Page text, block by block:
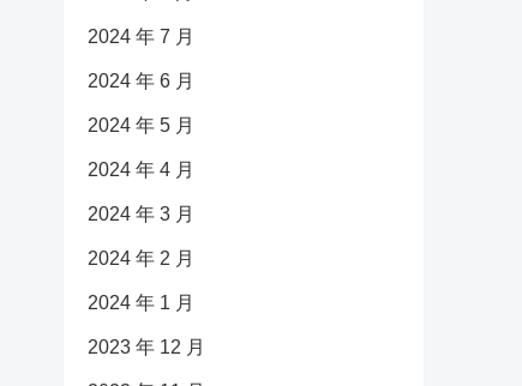
2024 年 7 月
2024 年 6 月
2024 年 5 月
2024 年 4 月
2024 年 3 月
2024 年 2 月
2024 年 1 月
2023 年 12 月